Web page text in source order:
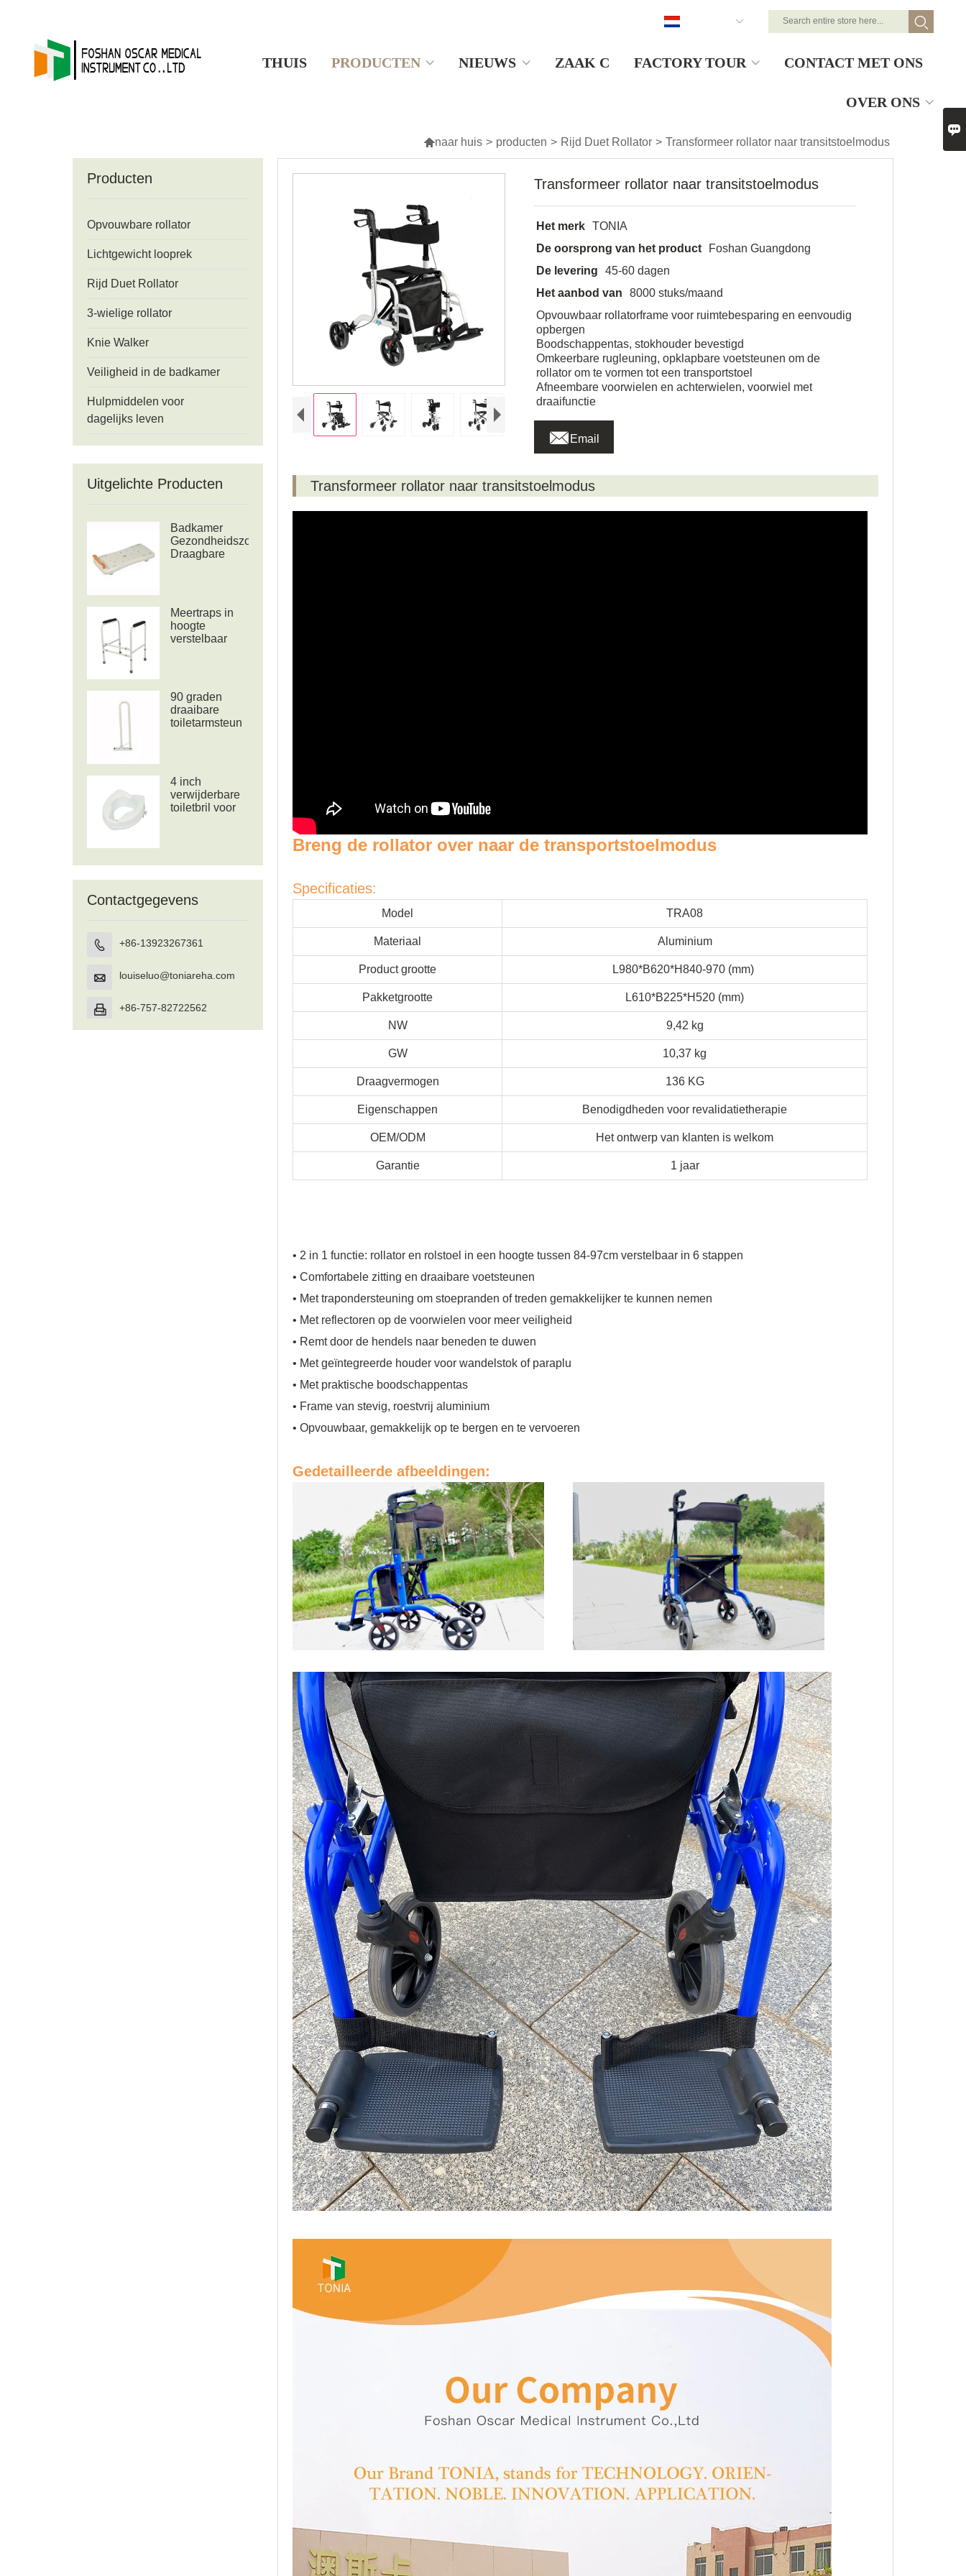
THUIS PRODUCTEN NIEUWS ZAAK C FACTORY TOUR CONTACT MET ONS
OVER ONS
naar huis > producten > Rijd Duet Rollator > Transformeer rollator naar transitstoelmodus
Producten
Opvouwbare rollator
Lichtgewicht looprek
Rijd Duet Rollator
3-wielige rollator
Knie Walker
Veiligheid in de badkamer
Hulpmiddelen voor
dagelijks leven
Uitgelichte Producten
Badkamer
Gezondheidszorg
Draagbare
Meertraps in
hoogte
verstelbaar
90 graden
draaibare
toiletarmsteun
4 inch
verwijderbare
toiletbril voor
Contactgegevens
 +86-13923267361
 louiseluo@toniareha.com
 +86-757-82722562
Transformeer rollator naar transitstoelmodus
Het merk
TONIA
De oorsprong van het product
Foshan Guangdong
De levering
45-60 dagen
Het aanbod van
8000 stuks/maand
Opvouwbaar rollatorframe voor ruimtebesparing en eenvoudig
opbergen
Boodschappentas, stokhouder bevestigd
Omkeerbare rugleuning, opklapbare voetsteunen om de
rollator om te vormen tot een transportstoel
Afneembare voorwielen en achterwielen, voorwiel met
draaifunctie
 Email
Transformeer rollator naar transitstoelmodus
Breng de rollator over naar de transportstoelmodus
Specificaties:
Model TRA08
Materiaal Aluminium
Product grootte L980*B620*H840-970 (mm)
Pakketgrootte L610*B225*H520 (mm)
NW 9,42 kg
GW 10,37 kg
Draagvermogen 136 KG
Eigenschappen Benodigdheden voor revalidatietherapie
OEM/ODM Het ontwerp van klanten is welkom
Garantie 1 jaar
• 2 in 1 functie: rollator en rolstoel in een hoogte tussen 84-97cm verstelbaar in 6 stappen
• Comfortabele zitting en draaibare voetsteunen
• Met trapondersteuning om stoepranden of treden gemakkelijker te kunnen nemen
• Met reflectoren op de voorwielen voor meer veiligheid
• Remt door de hendels naar beneden te duwen
• Met geïntegreerde houder voor wandelstok of paraplu
• Met praktische boodschappentas
• Frame van stevig, roestvrij aluminium
• Opvouwbaar, gemakkelijk op te bergen en te vervoeren
Gedetailleerde afbeeldingen:
